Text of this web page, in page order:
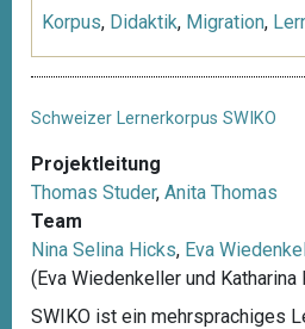
Korpus, Didaktik, Migration,
Schweizer Lernerkorpus SWIKO
Projektleitung
Thomas Studer, Anita Thomas
Team
Nina Selina Hicks, Eva
(Eva Wiedenkeller und
SWIKO ist ein mehrsprachiges